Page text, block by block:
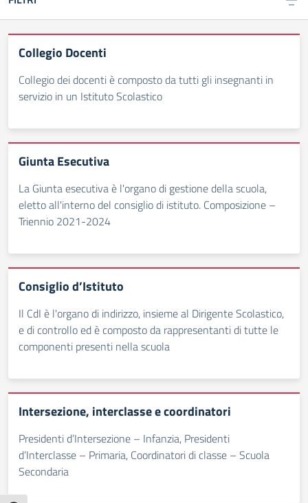
Collegio Docenti
Collegio dei docenti è composto da tutti gli insegnanti in
servizio in un Istituto Scolastico
Giunta Esecutiva
La Giunta esecutiva è l'organo di gestione della scuola,
eletto all'interno del consiglio di istituto. Composizione –
Triennio 2021-2024
Consiglio d’Istituto
Il CdI è l'organo di indirizzo, insieme al Dirigente Scolastico,
e di controllo ed è composto da rappresentanti di tutte le
componenti presenti nella scuola
Intersezione, interclasse e coordinatori
Presidenti d’Intersezione – Infanzia, Presidenti
d’Interclasse – Primaria, Coordinatori di classe – Scuola
Secondaria